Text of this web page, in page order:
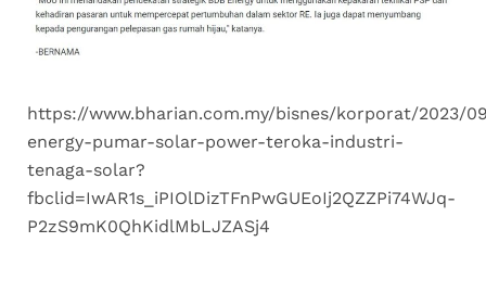
https://www.bharian.com.my/bisnes/korporat/2023/
energy-pumar-solar-power-teroka-industri-
tenaga-solar?
fbclid=IwAR1s_iPIOlDizTFnPwGUEoIj2QZZPi74WJq-
P2zS9mK0QhKidlMbLJZASj4